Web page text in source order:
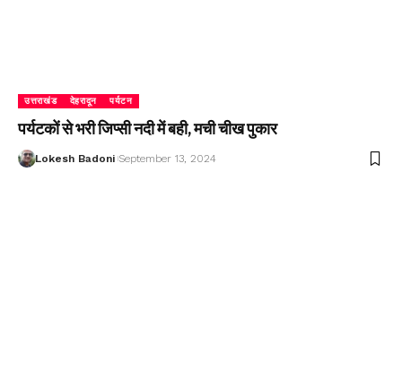
उत्तराखंड देहरादून पर्यटन
पर्यटकों से भरी जिप्सी नदी में बही, मची चीख पुकार
Lokesh Badoni September 13, 2024